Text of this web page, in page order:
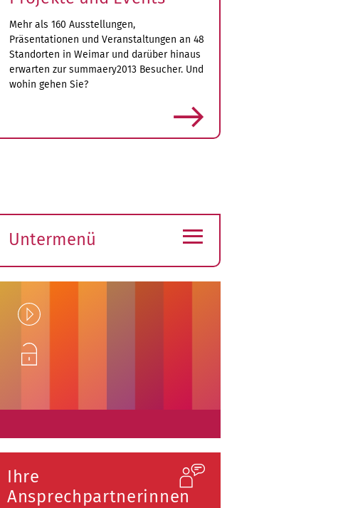
Mehr als 160 Ausstellungen,
Präsentationen und Veranstaltungen an 48
Standorten in Weimar und darüber hinaus
erwarten zur summaery2013 Besucher. Und
wohin gehen Sie?
Untermenü
öffnen
≡
Play
Unlock
Ihre
Ansprechpartnerinnen